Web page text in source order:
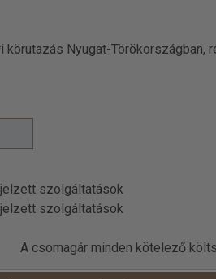
Nyugat-Törökországban,
jelzett szolgáltatások
jelzett szolgáltatások
A csomagár minden kötelező